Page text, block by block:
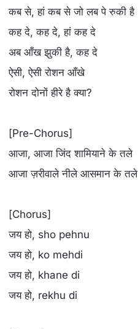
कब से, हां कब से जो लब पे रुकी है
कह दे, कह दे, हां कह दे
अब आँख झुकी है, कह दे
ऐसी, ऐसी रोशन आँखे
रोशन दोनों हीरे है क्या?
[Pre-Chorus]
आजा, आजा जिंद शामियाने के तले
आजा ज़रीवाले नीले आसमान के तले
[Chorus]
जय हो, sho pehnu
जय हो, ko mehdi
जय हो, khane di
जय हो, rekhu di